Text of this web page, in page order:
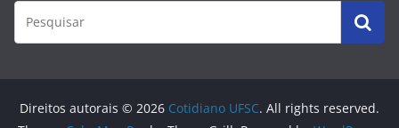
Direitos autorais © 2026 Cotidiano UFSC. All rights reserved.